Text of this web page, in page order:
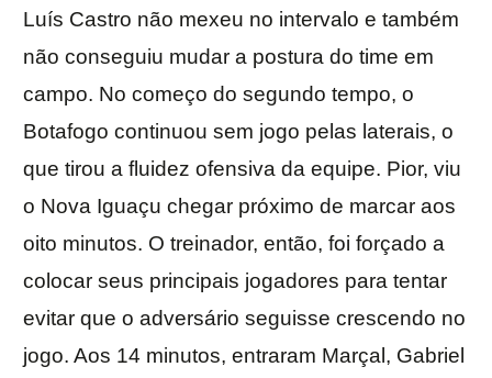
Luís Castro não mexeu no intervalo e também
não conseguiu mudar a postura do time em
campo. No começo do segundo tempo, o
Botafogo continuou sem jogo pelas laterais, o
que tirou a fluidez ofensiva da equipe. Pior, viu
o Nova Iguaçu chegar próximo de marcar aos
oito minutos. O treinador, então, foi forçado a
colocar seus principais jogadores para tentar
evitar que o adversário seguisse crescendo no
jogo. Aos 14 minutos, entraram Marçal, Gabriel